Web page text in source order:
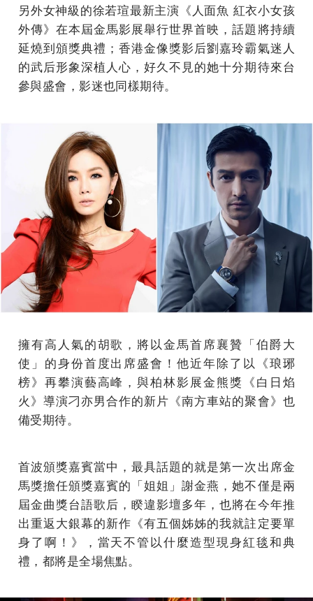
另外女神級的徐若瑄最新主演《人面魚 紅衣小女孩
外傳》在本屆金馬影展舉行世界首映，話題將持續
延燒到頒獎典禮；香港金像獎影后劉嘉玲霸氣迷人
的武后形象深植人心，好久不見的她十分期待來台
參與盛會，影迷也同樣期待。
擁有高人氣的胡歌，將以金馬首席襄贊「伯爵大
使」的身份首度出席盛會！他近年除了以《琅琊
榜》再攀演藝高峰，與柏林影展金熊獎《白日焰
火》導演刁亦男合作的新片《南方車站的聚會》也
備受期待。
首波頒獎嘉賓當中，最具話題的就是第一次出席金
馬獎擔任頒獎嘉賓的「姐姐」謝金燕，她不僅是兩
屆金曲獎台語歌后，睽違影壇多年，也將在今年推
出重返大銀幕的新作《有五個姊姊的我就註定要單
身了啊！》，當天不管以什麼造型現身紅毯和典
禮，都將是全場焦點。